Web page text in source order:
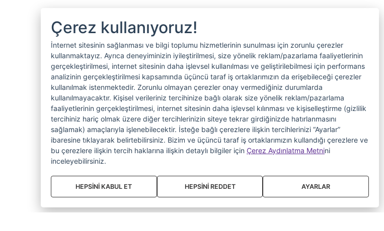
Çerez kullanıyoruz!
İnternet sitesinin sağlanması ve bilgi toplumu hizmetlerinin sunulması için zorunlu çerezler
kullanmaktayız. Ayrıca deneyiminizin iyileştirilmesi, size yönelik reklam/pazarlama faaliyetlerinin
gerçekleştirilmesi, internet sitesinin daha işlevsel kullanılması ve geliştirilebilmesi için performans
analizinin gerçekleştirilmesi kapsamında üçüncü taraf iş ortaklarımızın da erişebileceği çerezler
kullanılmak istenmektedir. Zorunlu olmayan çerezler onay vermediğiniz durumlarda
kullanılmayacaktır. Kişisel verileriniz tercihinize bağlı olarak size yönelik reklam/pazarlama
faaliyetlerinin gerçekleştirilmesi, internet sitesinin daha işlevsel kılınması ve kişiselleştirme (gizlilik
tercihiniz hariç olmak üzere diğer tercihlerinizin siteye tekrar girdiğinizde hatırlanmasını
sağlamak) amaçlarıyla işlenebilecektir. İsteğe bağlı çerezlere ilişkin tercihlerinizi “Ayarlar”
ibaresine tıklayarak belirtebilirsiniz. Bizim ve üçüncü taraf iş ortaklarımızın kullandığı çerezlere ve
bu çerezlere ilişkin tercih haklarına ilişkin detaylı bilgiler için Çerez Aydınlatma Metnini
inceleyebilirsiniz.
HEPSİNİ KABUL ET HEPSİNİ REDDET AYARLAR